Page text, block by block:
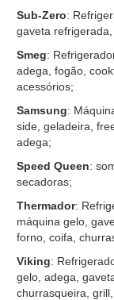
Sub-Zero:
gaveta
Smeg:
adega, fogão,
acessórios;
Samsung:
side, geladeira,
adega;
Speed Queen:
secadoras;
Thermador:
máquina gelo,
forno, coifa,
Viking:
gelo, adega,
churrasqueira,